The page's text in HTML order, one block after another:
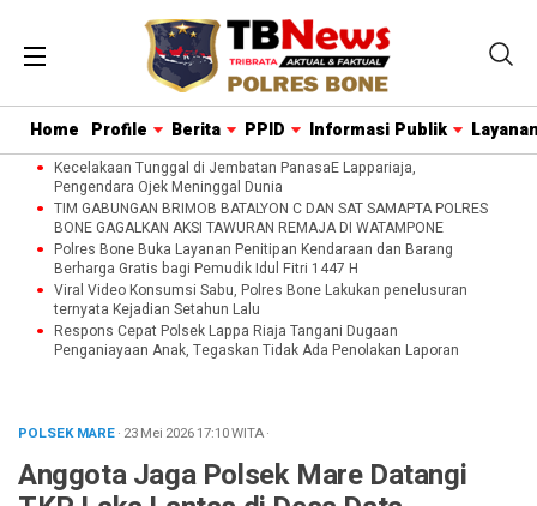
Home Profile Berita PPID Informasi Publik
Kecelakaan Tunggal di Jembatan PanasaE Lappariaja,
Pengendara Ojek Meninggal Dunia
TIM GABUNGAN BRIMOB BATALYON C DAN SAT SAMAPTA POLRES
BONE GAGALKAN AKSI TAWURAN REMAJA DI WATAMPONE
Polres Bone Buka Layanan Penitipan Kendaraan dan Barang
Berharga Gratis bagi Pemudik Idul Fitri 1447 H
Viral Video Konsumsi Sabu, Polres Bone Lakukan penelusuran
ternyata Kejadian Setahun Lalu
Respons Cepat Polsek Lappa Riaja Tangani Dugaan
Penganiayaan Anak, Tegaskan Tidak Ada Penolakan Laporan
POLSEK MARE· 23 Mei 202617:10WITA·
Anggota Jaga Polsek Mare Datangi